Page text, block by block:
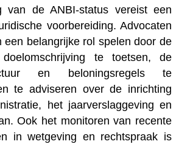
van de ANBI-status vereist een
voorbereiding. Advocaten
een belangrijke rol spelen door de
te toetsen, de
en beloningsregels te
te adviseren over de inrichting
het jaarverslaggeving en
Ook het monitoren van recente
in wetgeving en rechtspraak is